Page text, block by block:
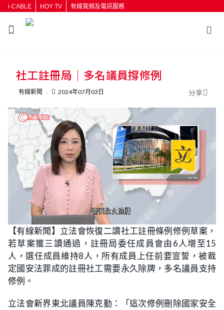
i-CABLE HOY TV 有線寬頻及電訊服務
按輸入鍵開始搜尋
社工註冊局｜多名議員撐修例
有線新聞 2024年07月03日 分享
n
m
e
o
a
d
e
d
:
4
9
.
【有線新聞】立法會恢復二讀社工註冊條例修例草案，
若草案獲三讀通過，註冊局委任成員會由6人增至15
人，選任成員維持8人，所有成員上任前要宣誓，被裁
定國安法罪成的註冊社工需要永久除牌，多名議員支持
修例。
立法會新界東北議員陳克勤：「這次修例刪除國家安全